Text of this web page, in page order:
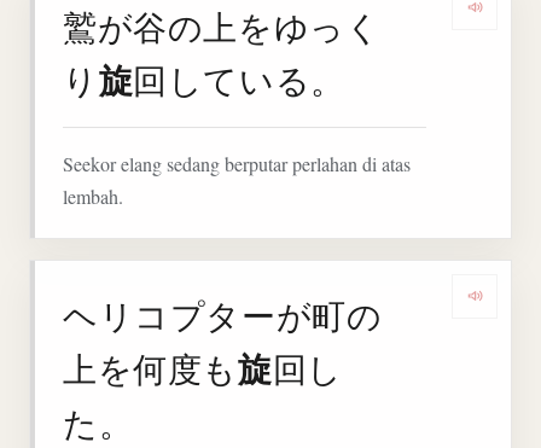
鷲が谷の上をゆっく
り 旋回している。
Seekor elang sedang berputar perlahan di atas
lembah.
ヘリコプターが町の
上を何度も旋回し
た。